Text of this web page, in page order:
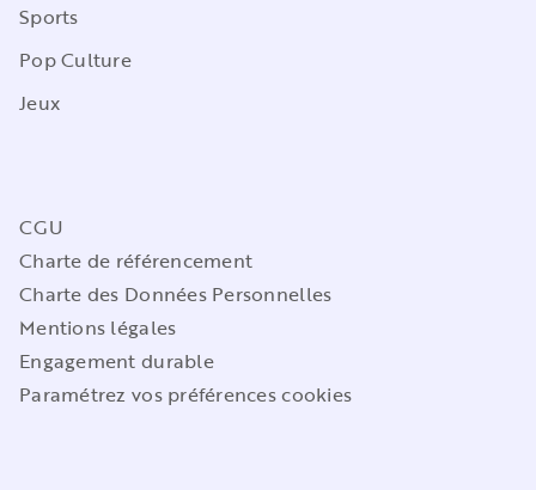
Sports
Pop Culture
Jeux
CGU
Charte de référencement
Charte des Données Personnelles
Mentions légales
Engagement durable
Paramétrez vos préférences cookies